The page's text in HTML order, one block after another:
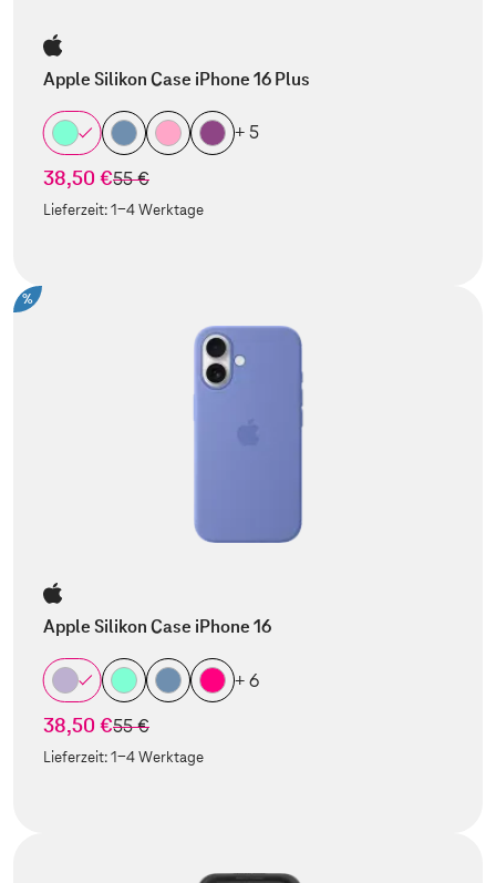
Apple Silikon Case iPhone 16 Plus
+ 5
38,50 €statt
55 €
Lieferzeit:1-4 Werktage
%
Apple Silikon Case iPhone 16
+ 6
38,50 €statt
55 €
Lieferzeit:1-4 Werktage